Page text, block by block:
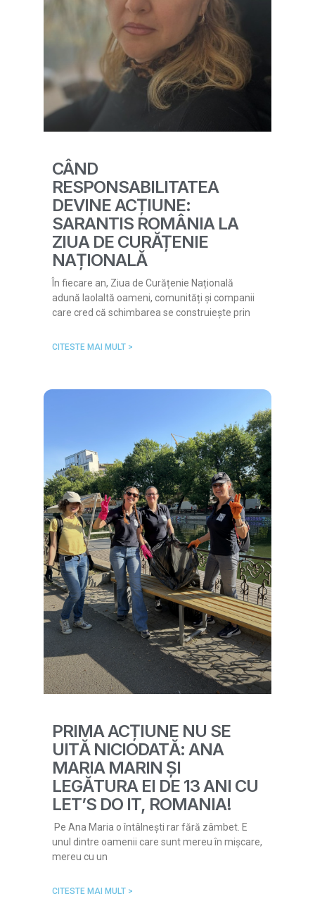
CÂND
RESPONSABILITATEA
DEVINE ACȚIUNE:
SARANTIS ROMÂNIA LA
ZIUA DE CURĂȚENIE
NAȚIONALĂ
În fiecare an, Ziua de Curățenie Națională
adună laolaltă oameni, comunități și companii
care cred că schimbarea se construiește prin
CITESTE MAI MULT >
PRIMA ACȚIUNE NU SE
UITĂ NICIODATĂ: ANA
MARIA MARIN ȘI
LEGĂTURA EI DE 13 ANI CU
LET’S DO IT, ROMANIA!
Pe Ana Maria o întâlnești rar fără zâmbet. E
unul dintre oamenii care sunt mereu în mișcare,
mereu cu un
CITESTE MAI MULT >